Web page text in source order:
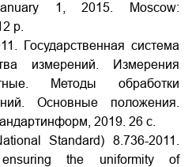
1, 2015. Moscow:
p.
Государственная система
измерений. Измерения
Методы обработки
Основные положения.
2019. 26 с.
Standard) 8.736-2011.
the uniformity of